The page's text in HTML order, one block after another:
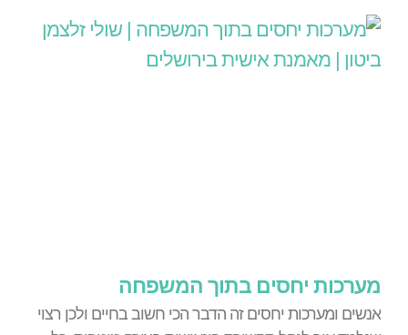
מערכות יחסים בתוך המשפחה
אנשים ומערכות יחסים זה הדבר הכי חשוב בחיים ולכן רצוי